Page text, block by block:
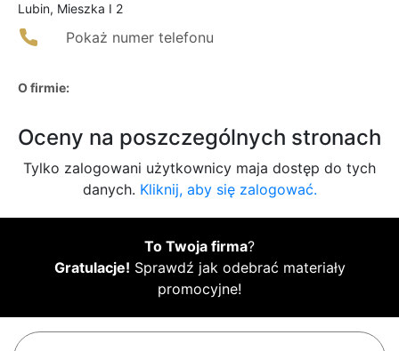
Lubin, Mieszka I 2
Pokaż numer telefonu
O firmie:
Oceny na poszczególnych stronach
Tylko zalogowani użytkownicy maja dostęp do tych
danych. Kliknij, aby się zalogować.
To Twoja firma?
Gratulacje! Sprawdź jak odebrać materiały
promocyjne!